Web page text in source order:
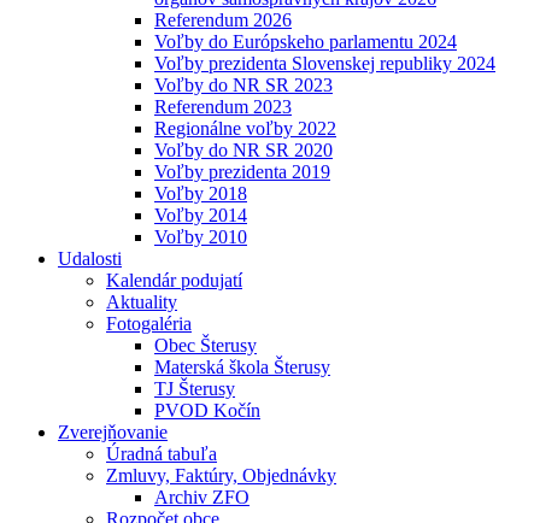
Referendum 2026
Voľby do Európskeho parlamentu 2024
Voľby prezidenta Slovenskej republiky 2024
Voľby do NR SR 2023
Referendum 2023
Regionálne voľby 2022
Voľby do NR SR 2020
Voľby prezidenta 2019
Voľby 2018
Voľby 2014
Voľby 2010
Udalosti
Kalendár podujatí
Aktuality
Fotogaléria
Obec Šterusy
Materská škola Šterusy
TJ Šterusy
PVOD Kočín
Zverejňovanie
Úradná tabuľa
Zmluvy, Faktúry, Objednávky
Archiv ZFO
Rozpočet obce